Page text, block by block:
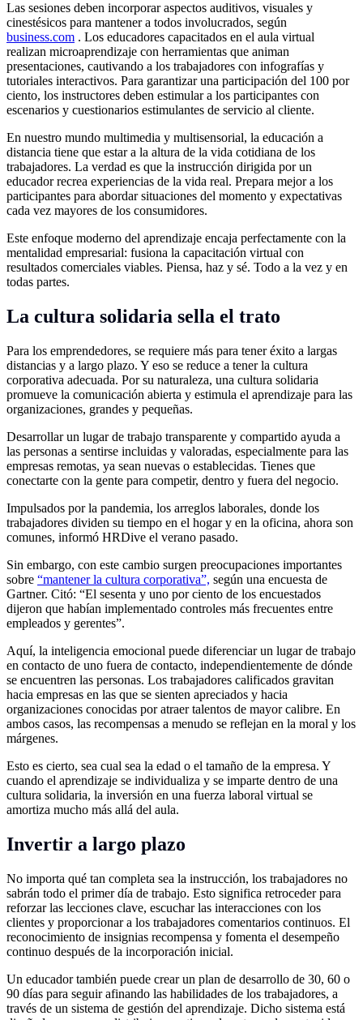
Las sesiones deben incorporar aspectos auditivos, visuales y
cinestésicos para mantener a todos involucrados, según
business.com . Los educadores capacitados en el aula virtual
realizan microaprendizaje con herramientas que animan
presentaciones, cautivando a los trabajadores con infografías y
tutoriales interactivos. Para garantizar una participación del 100 por
ciento, los instructores deben estimular a los participantes con
escenarios y cuestionarios estimulantes de servicio al cliente.
En nuestro mundo multimedia y multisensorial, la educación a
distancia tiene que estar a la altura de la vida cotidiana de los
trabajadores. La verdad es que la instrucción dirigida por un
educador recrea experiencias de la vida real. Prepara mejor a los
participantes para abordar situaciones del momento y expectativas
cada vez mayores de los consumidores.
Este enfoque moderno del aprendizaje encaja perfectamente con la
mentalidad empresarial: fusiona la capacitación virtual con
resultados comerciales viables. Piensa, haz y sé. Todo a la vez y en
todas partes.
La cultura solidaria sella el trato
Para los emprendedores, se requiere más para tener éxito a largas
distancias y a largo plazo. Y eso se reduce a tener la cultura
corporativa adecuada. Por su naturaleza, una cultura solidaria
promueve la comunicación abierta y estimula el aprendizaje para las
organizaciones, grandes y pequeñas.
Desarrollar un lugar de trabajo transparente y compartido ayuda a
las personas a sentirse incluidas y valoradas, especialmente para las
empresas remotas, ya sean nuevas o establecidas. Tienes que
conectarte con la gente para competir, dentro y fuera del negocio.
Impulsados por la pandemia, los arreglos laborales, donde los
trabajadores dividen su tiempo en el hogar y en la oficina, ahora son
comunes, informó HRDive el verano pasado.
Sin embargo, con este cambio surgen preocupaciones importantes
sobre “mantener la cultura corporativa”, según una encuesta de
Gartner. Citó: “El sesenta y uno por ciento de los encuestados
dijeron que habían implementado controles más frecuentes entre
empleados y gerentes”.
Aquí, la inteligencia emocional puede diferenciar un lugar de trabajo
en contacto de uno fuera de contacto, independientemente de dónde
se encuentren las personas. Los trabajadores calificados gravitan
hacia empresas en las que se sienten apreciados y hacia
organizaciones conocidas por atraer talentos de mayor calibre. En
ambos casos, las recompensas a menudo se reflejan en la moral y los
márgenes.
Esto es cierto, sea cual sea la edad o el tamaño de la empresa. Y
cuando el aprendizaje se individualiza y se imparte dentro de una
cultura solidaria, la inversión en una fuerza laboral virtual se
amortiza mucho más allá del aula.
Invertir a largo plazo
No importa qué tan completa sea la instrucción, los trabajadores no
sabrán todo el primer día de trabajo. Esto significa retroceder para
reforzar las lecciones clave, escuchar las interacciones con los
clientes y proporcionar a los trabajadores comentarios continuos. El
reconocimiento de insignias recompensa y fomenta el desempeño
continuo después de la incorporación inicial.
Un educador también puede crear un plan de desarrollo de 30, 60 o
90 días para seguir afinando las habilidades de los trabajadores, a
través de un sistema de gestión del aprendizaje. Dicho sistema está